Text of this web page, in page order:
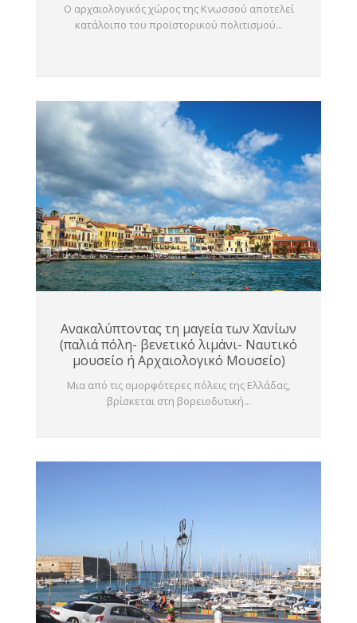
Ο αρχαιολογικός χώρος της Κνωσσού αποτελεί
κατάλοιπο του προϊστορικού πολιτισμού...
Ανακαλύπτοντας τη μαγεία των Χανίων
(παλιά πόλη- βενετικό λιμάνι- Ναυτικό
μουσείο ή Αρχαιολογικό Μουσείο)
Μια από τις ομορφότερες πόλεις της Ελλάδας,
βρίσκεται στη βορειοδυτική...